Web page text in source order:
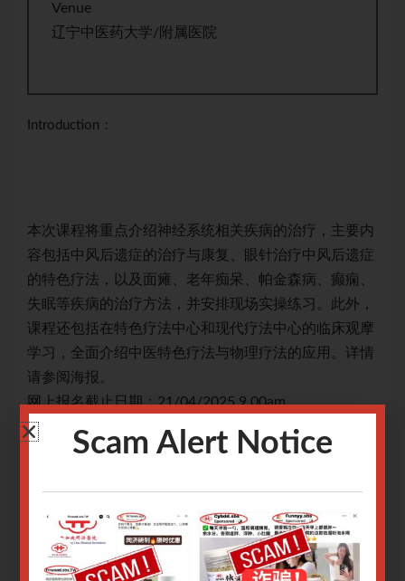
Venue
辽宁中医药大学/附属医院
Introduction：
本次课程将重点介绍神经系统相关疾病的治疗，主要内
容包括中风后遗症的治疗与康复、眼针治疗中风后遗症
的特色疗法，以及面瘫、老年痴呆、帕金森病、癫痫、
失眠等疾病的治疗方法，并安排现场实操练习。此外，
课程还包括在特色疗法中心和现代疗法中心的临床观摩
学习，全面介绍中医特色疗法与物理疗法的应用。详情
请参阅海报。
网上报名截止日期：21/04/2025 9.00am
【研修时间】共5天
【培训类型】理论授课、实操实训、临床观摩
限30位，更高的参与度，更好的互动
学员培训结束，综合评定合格，由辽宁中医药大学
颁发结业证书
网
Scam Alert Notice